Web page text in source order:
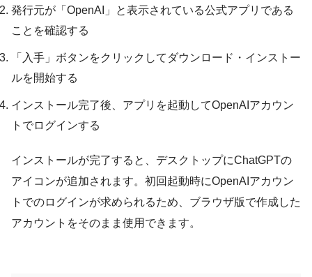
発行元が「OpenAI」と表示されている公式アプリである
ことを確認する
「入手」ボタンをクリックしてダウンロード・インストー
ルを開始する
インストール完了後、アプリを起動してOpenAIアカウン
トでログインする
インストールが完了すると、デスクトップにChatGPTの
アイコンが追加されます。初回起動時にOpenAIアカウン
トでのログインが求められるため、ブラウザ版で作成した
アカウントをそのまま使用できます。